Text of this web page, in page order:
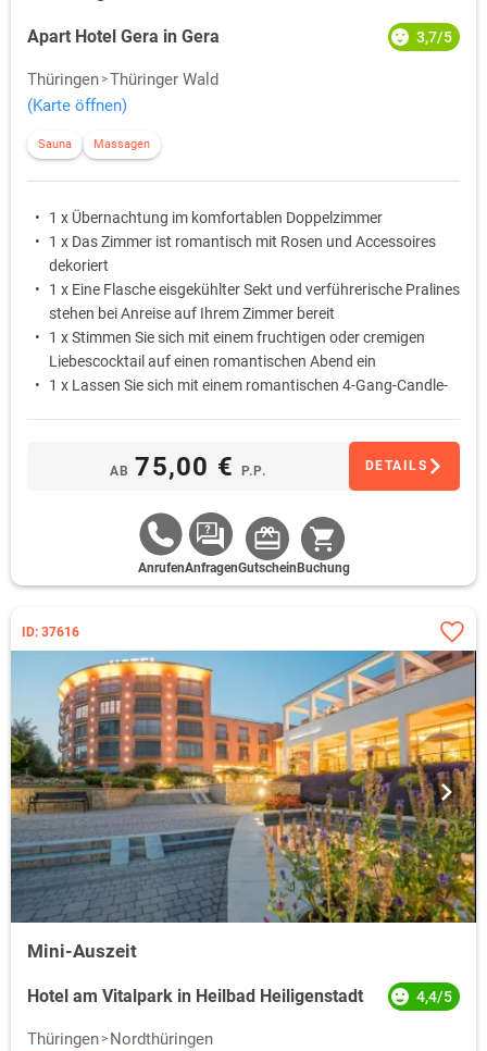
Apart Hotel Gera in Gera 3,7/5
Thüringen Thüringer Wald
(Karte öffnen)
Sauna Massagen
1 x Übernachtung im komfortablen Doppelzimmer
1 x Das Zimmer ist romantisch mit Rosen und Accessoires
dekoriert
1 x Eine Flasche eisgekühlter Sekt und verführerische Pralines
stehen bei Anreise auf Ihrem Zimmer bereit
1 x Stimmen Sie sich mit einem fruchtigen oder cremigen
Liebescocktail auf einen romantischen Abend ein
1 x Lassen Sie sich mit einem romantischen 4-Gang-Candle-
Frühstück wird Ihnen auf Wunsch als Bettfrühstück auf das
Zimmer gebracht
AB 75,00 € P.P. DETAILS
AnrufenAnfragenGutschein Buchung
ID: 37616
Mini-Auszeit
Hotel am Vitalpark in Heilbad Heiligenstadt 4,4/5
Thüringen
Nordthüringen